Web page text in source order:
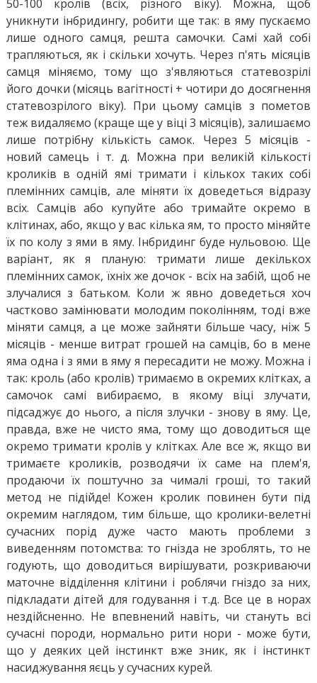
50-100 кролів (всіх, різного віку). Можна, щоб
уникнути інбридингу, робити ще так: в яму пускаємо
лише одного самця, решта самочки. Самі хай собі
трапляються, як і скільки хочуть. Через п'ять місяців
самця міняємо, тому що з'являються статевозрілі
його дочки (місяць вагітності + чотири до досягнення
статевозрілого віку). При цьому самців з пометов
теж видаляємо (краще ще у віці 3 місяців), залишаємо
лише потрібну кількість самок. Через 5 місяців -
новий самець і т. д. Можна при великій кількості
кроликів в одній ямі тримати і кількох таких собі
племінних самців, але міняти їх доведеться відразу
всіх. Самців або купуйте або тримайте окремо в
клітинах, або, якщо у вас кілька ям, то просто міняйте
їх по колу з ями в яму. Інбридинг буде нульовою. Ще
варіант, як я планую: тримати лише декількох
племінних самок, їхніх же дочок - всіх на забій, щоб не
злучалися з батьком. Коли ж явно доведеться хоч
частково замінювати молодим поколінням, тоді вже
міняти самця, а це може зайняти більше часу, ніж 5
місяців - менше витрат грошей на самців, бо в мене
яма одна і з ями в яму я пересадити не можу. Можна і
так: кроль (або кролів) тримаємо в окремих клітках, а
самочок самі вибираємо, в якому віці злучати,
підсаджує до нього, а після злучки - знову в яму. Це,
правда, вже не чисто яма, тому що доводиться ще
окремо тримати кролів у клітках. Але все ж, якщо ви
тримаєте кроликів, розводячи їх саме на плем'я,
продаючи їх поштучно за чималі гроші, то такий
метод не підійде! Кожен кролик повинен бути під
окремим наглядом, тим більше, що кролики-велетні
сучасних порід дуже часто мають проблеми з
виведенням потомства: то гнізда не зроблять, то не
годують, що доводиться вирішувати, розкриваючи
маточне відділення клітини і роблячи гніздо за них,
підкладати дітей для годування і т.д. Все це в норах
нездійсненно. Не впевнений навіть, чи стануть всі
сучасні породи, нормально рити нори - може бути,
що у деяких цей інстинкт вже зник, як і інстинкт
насиджування яєць у сучасних курей.